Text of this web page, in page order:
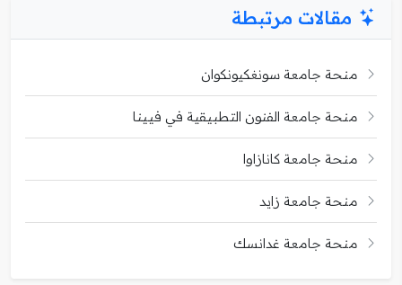
مقالات مرتبطة
منحة جامعة سونغكيونكوان
منحة جامعة الفنون التطبيقية في فيينا
منحة جامعة كانازاوا
منحة جامعة زايد
منحة جامعة غدانسك